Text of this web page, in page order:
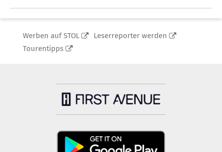
Werben auf STOL
Leserreporter werden
Tourentipps